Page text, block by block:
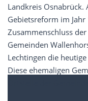
Landkreis Osnabrück.
Gebietsreform im
Zusammenschluss
Gemeinden
Lechtingen die
Diese ehemaligen